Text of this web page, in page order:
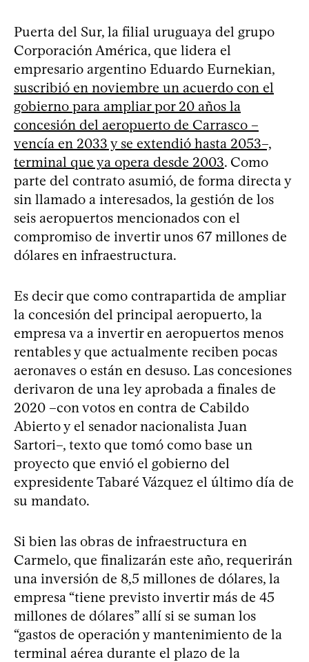
Puerta del Sur, la filial uruguaya del grupo
Corporación América, que lidera el
empresario argentino Eduardo Eurnekian,
suscribió en noviembre un acuerdo con el
gobierno para ampliar por 20 años la
concesión del aeropuerto de Carrasco –
vencía en 2033 y se extendió hasta 2053–,
terminal que ya opera desde 2003. Como
parte del contrato asumió, de forma directa y
sin llamado a interesados, la gestión de los
seis aeropuertos mencionados con el
compromiso de invertir unos 67 millones de
dólares en infraestructura.
Es decir que como contrapartida de ampliar
la concesión del principal aeropuerto, la
empresa va a invertir en aeropuertos menos
rentables y que actualmente reciben pocas
aeronaves o están en desuso. Las concesiones
derivaron de una ley aprobada a finales de
2020 –con votos en contra de Cabildo
Abierto y el senador nacionalista Juan
Sartori–, texto que tomó como base un
proyecto que envió el gobierno del
expresidente Tabaré Vázquez el último día de
su mandato.
Si bien las obras de infraestructura en
Carmelo, que finalizarán este año, requerirán
una inversión de 8,5 millones de dólares, la
empresa “tiene previsto invertir más de 45
millones de dólares” allí si se suman los
“gastos de operación y mantenimiento de la
terminal aérea durante el plazo de la